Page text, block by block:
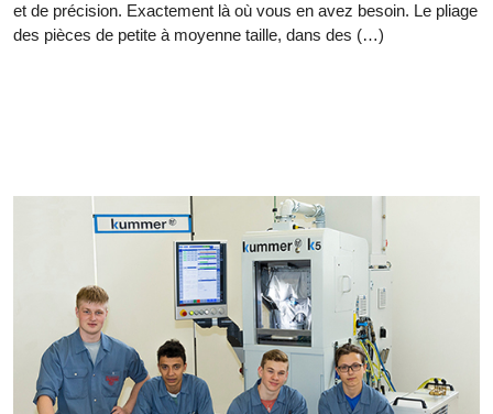
et de précision. Exactement là où vous en avez besoin. Le pliage
des pièces de petite à moyenne taille, dans des (…)